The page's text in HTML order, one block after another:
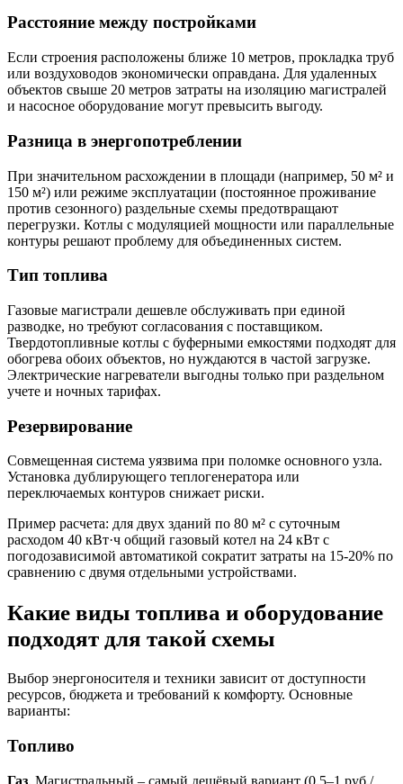
Расстояние между постройками
Если строения расположены ближе 10 метров, прокладка труб
или воздуховодов экономически оправдана. Для удаленных
объектов свыше 20 метров затраты на изоляцию магистралей
и насосное оборудование могут превысить выгоду.
Разница в энергопотреблении
При значительном расхождении в площади (например, 50 м² и
150 м²) или режиме эксплуатации (постоянное проживание
против сезонного) раздельные схемы предотвращают
перегрузки. Котлы с модуляцией мощности или параллельные
контуры решают проблему для объединенных систем.
Тип топлива
Газовые магистрали дешевле обслуживать при единой
разводке, но требуют согласования с поставщиком.
Твердотопливные котлы с буферными емкостями подходят для
обогрева обоих объектов, но нуждаются в частой загрузке.
Электрические нагреватели выгодны только при раздельном
учете и ночных тарифах.
Резервирование
Совмещенная система уязвима при поломке основного узла.
Установка дублирующего теплогенератора или
переключаемых контуров снижает риски.
Пример расчета: для двух зданий по 80 м² с суточным
расходом 40 кВт·ч общий газовый котел на 24 кВт с
погодозависимой автоматикой сократит затраты на 15-20% по
сравнению с двумя отдельными устройствами.
Какие виды топлива и оборудование
подходят для такой схемы
Выбор энергоносителя и техники зависит от доступности
ресурсов, бюджета и требований к комфорту. Основные
варианты:
Топливо
Газ. Магистральный – самый дешёвый вариант (0,5–1 руб./